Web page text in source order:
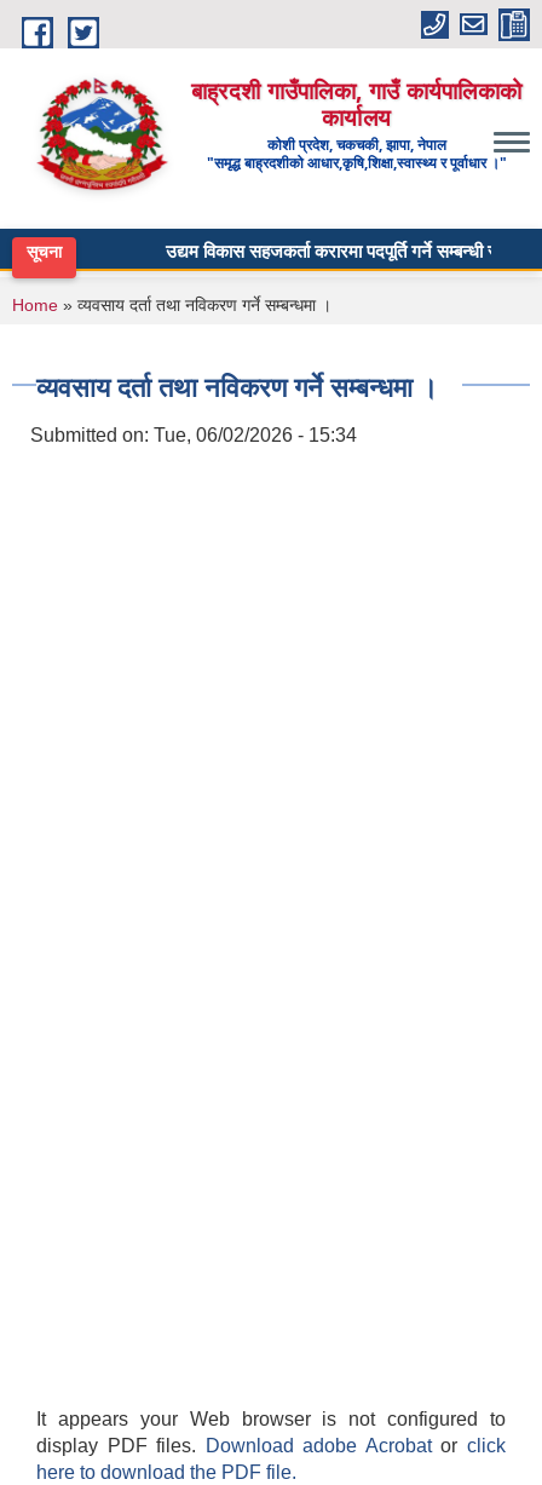
Skip to main content
बाह्रदशी गाउँपालिका, गाउँ कार्यपालिकाको
कार्यालय
कोशी प्रदेश, चकचकी, झापा, नेपाल
"समृद्ध बाह्रदशीको आधार,कृषि,शिक्षा,स्वास्थ्य र पूर्वाधार ।"
सूचना उद्यम विकास सहजकर्ता करारमा पदपूर्ति गर्ने सम्बन्धी सूचना ।
You are here
Home » व्यवसाय दर्ता तथा नविकरण गर्ने सम्बन्धमा ।
व्यवसाय दर्ता तथा नविकरण गर्ने सम्बन्धमा ।
Submitted on: Tue, 06/02/2026 - 15:34
It appears your Web browser is not configured to
display PDF files.
Download adobe Acrobatorclick
here to download the PDF file.